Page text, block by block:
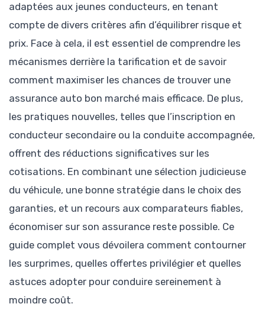
adaptées aux jeunes conducteurs, en tenant
compte de divers critères afin d’équilibrer risque et
prix. Face à cela, il est essentiel de comprendre les
mécanismes derrière la tarification et de savoir
comment maximiser les chances de trouver une
assurance auto bon marché mais efficace. De plus,
les pratiques nouvelles, telles que l’inscription en
conducteur secondaire ou la conduite accompagnée,
offrent des réductions significatives sur les
cotisations. En combinant une sélection judicieuse
du véhicule, une bonne stratégie dans le choix des
garanties, et un recours aux comparateurs fiables,
économiser sur son assurance reste possible. Ce
guide complet vous dévoilera comment contourner
les surprimes, quelles offertes privilégier et quelles
astuces adopter pour conduire sereinement à
moindre coût.